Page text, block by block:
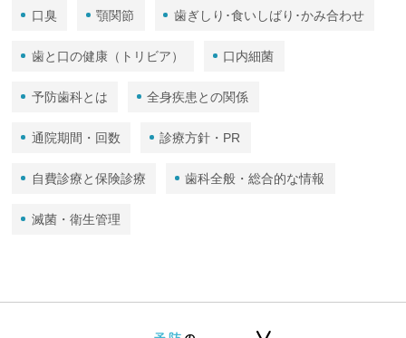
口臭 顎関節 歯ぎしり･食いしばり･かみ合わせ
歯と口の健康（トリビア） 口内細菌
予防歯科とは 全身疾患との関係
通院期間・回数 診療方針・PR
自費診療と保険診療 歯科全般・総合的な情報
滅菌・衛生管理